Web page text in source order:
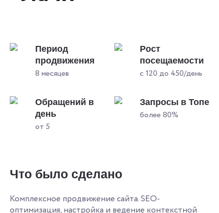
Период
продвижения
8 месяцев
Рост
посещаемости
с 120 до 450/день
Обращений в
день
от 5
Запросы в Топе
более 80%
Что было сделано
Комплексное продвижение сайта. SEO-
оптимизация, настройка и ведение контекстной